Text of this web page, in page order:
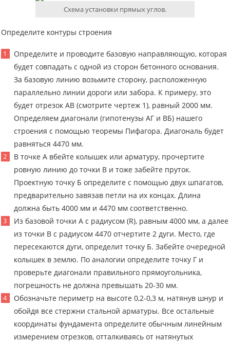
Схема установки прямых углов.
Определите контуры строения
Определите и проводите базовую направляющую, которая
будет совпадать с одной из сторон бетонного основания.
За базовую линию возьмите сторону, расположенную
параллельно линии дороги или забора. К примеру, это
будет отрезок АВ (смотрите чертеж 1), равный 2000 мм.
Определяем диагонали (гипотенузы АГ и ВБ) нашего
строения с помощью теоремы Пифагора. Диагональ будет
равняться 4470 мм.
В точке А вбейте колышек или арматуру, прочертите
ровную линию до точки В и тоже забейте пруток.
Проектную точку Б определите с помощью двух шпагатов,
предварительно завязав петли на их концах. Длина
должна быть 4000 мм и 4470 мм соответственно.
Из базовой точки А с радиусом (R), равным 4000 мм, а далее
из точки В с радиусом 4470 отчертите 2 дуги. Место, где
пересекаются дуги, определит точку Б. Забейте очередной
колышек в землю. По аналогии определите точку Г и
проверьте диагонали правильного прямоугольника,
погрешность не должна превышать 20-30 мм.
Обозначьте периметр на высоте 0,2-0,3 м, натянув шнур и
обойдя все стержни стальной арматуры. Все остальные
координаты фундамента определите обычным линейным
измерением отрезков, отталкиваясь от натянутых